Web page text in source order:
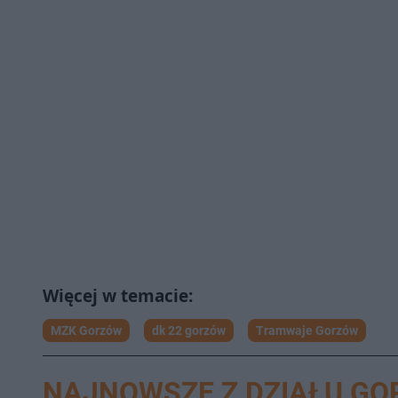
MZK Gorzów dk 22 gorzów Tramwaje Gorzów